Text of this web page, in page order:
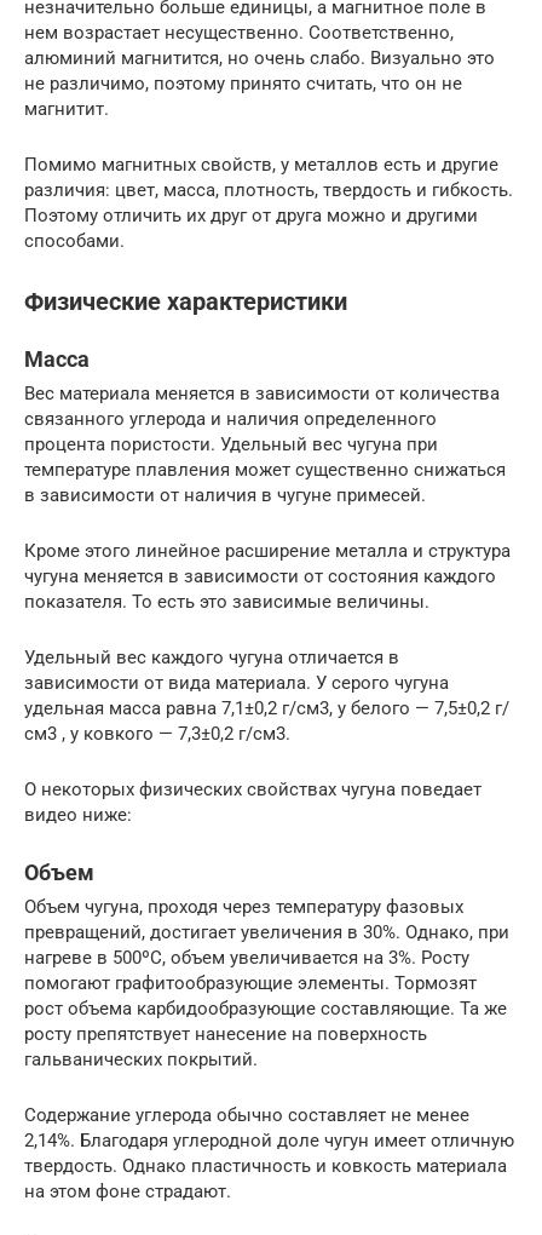
незначительно больше единицы, а магнитное поле в
нем возрастает несущественно. Соответственно,
алюминий магнитится, но очень слабо. Визуально это
не различимо, поэтому принято считать, что он не
магнитит.
Помимо магнитных свойств, у металлов есть и другие
различия: цвет, масса, плотность, твердость и гибкость.
Поэтому отличить их друг от друга можно и другими
способами.
Физические характеристики
Масса
Вес материала меняется в зависимости от количества
связанного углерода и наличия определенного
процента пористости. Удельный вес чугуна при
температуре плавления может существенно снижаться
в зависимости от наличия в чугуне примесей.
Кроме этого линейное расширение металла и структура
чугуна меняется в зависимости от состояния каждого
показателя. То есть это зависимые величины.
Удельный вес каждого чугуна отличается в
зависимости от вида материала. У серого чугуна
удельная масса равна 7,1±0,2 г/см3, у белого — 7,5±0,2 г/
см3 , у ковкого — 7,3±0,2 г/см3.
О некоторых физических свойствах чугуна поведает
видео ниже:
Объем
Объем чугуна, проходя через температуру фазовых
превращений, достигает увеличения в 30%. Однако, при
нагреве в 500ºС, объем увеличивается на 3%. Росту
помогают графитообразующие элементы. Тормозят
рост объема карбидообразующие составляющие. Та же
росту препятствует нанесение на поверхность
гальванических покрытий.
Содержание углерода обычно составляет не менее
2,14%. Благодаря углеродной доле чугун имеет отличную
твердость. Однако пластичность и ковкость материала
на этом фоне страдают.